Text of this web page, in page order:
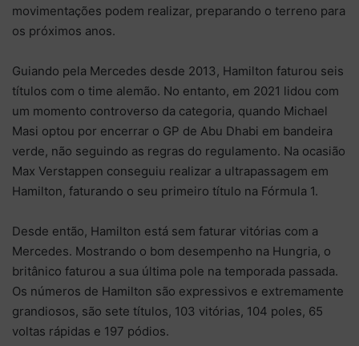
movimentações podem realizar, preparando o terreno para
os próximos anos.
Guiando pela Mercedes desde 2013, Hamilton faturou seis
títulos com o time alemão. No entanto, em 2021 lidou com
um momento controverso da categoria, quando Michael
Masi optou por encerrar o GP de Abu Dhabi em bandeira
verde, não seguindo as regras do regulamento. Na ocasião
Max Verstappen conseguiu realizar a ultrapassagem em
Hamilton, faturando o seu primeiro título na Fórmula 1.
Desde então, Hamilton está sem faturar vitórias com a
Mercedes. Mostrando o bom desempenho na Hungria, o
britânico faturou a sua última pole na temporada passada.
Os números de Hamilton são expressivos e extremamente
grandiosos, são sete títulos, 103 vitórias, 104 poles, 65
voltas rápidas e 197 pódios.